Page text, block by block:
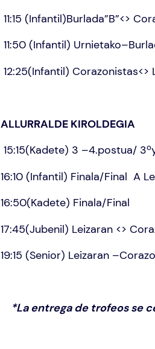
11:15 (Infantil)Burlada”B”<>
11:50 (Infantil)
12:25(Infantil) Corazonistas<>
ALLURRALDE KIROLDEGIA
15:15(Kadete) 3 –4.postua/
16:10 (Infantil) Finala/Final A
16:50(Kadete) Finala/Final
17:45(Jubenil) Leizaran <>
19:15 (Senior) Leizaran
*La entrega de trofeos se